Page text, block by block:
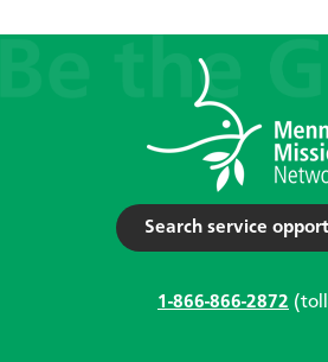
Search service
1-866-866-2872